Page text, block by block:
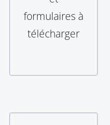
formulaires à
télécharger